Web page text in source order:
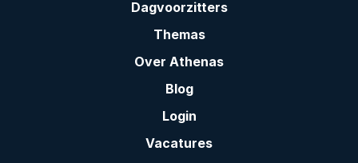
Dagvoorzitters
Themas
Over Athenas
Blog
Login
Vacatures